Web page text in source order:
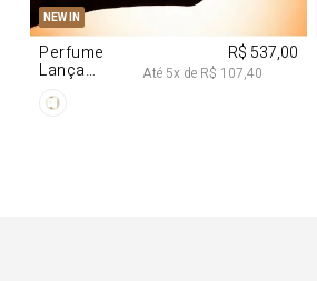
NEW IN
U
Perfume
Lança
R$ 537,00
Até 5x de R$ 107,40